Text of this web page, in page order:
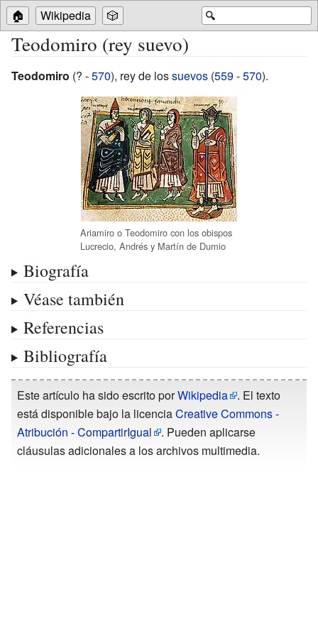
🔍
🏠 Wikipedia 🎲
Teodomiro (rey suevo)
Teodomiro (? -570), rey de lossuevos (559-570).
Ariamiro o Teodomiro con los obispos
Lucrecio, Andrés y Martín de Dumio
Biografía
Véase también
Referencias
Bibliografía
Este artículo ha sido escrito porWikipedia
. El texto
está disponible bajo la licenciaCreative Commons -
Atribución - CompartirIgual
. Pueden aplicarse
cláusulas adicionales a los archivos multimedia.